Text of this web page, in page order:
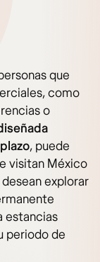
que
como
o
, puede
visitan México
explorar
estancias
periodo de